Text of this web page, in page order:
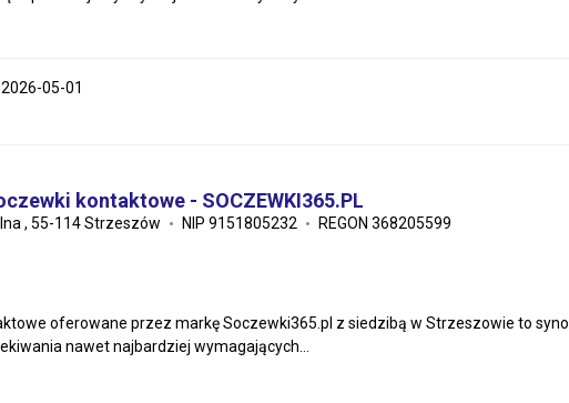
05-01
kontaktowe - SOCZEWKI365.PL
, 55-114 Strzeszów NIP 9151805232 REGON 368205599
oferowane przez markę Soczewki365.pl z siedzibą w Strzeszowie to
nawet najbardziej wymagających...